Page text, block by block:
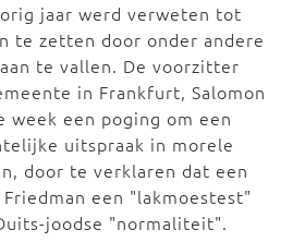
jaar werd verweten tot
te zetten door onder andere
te vallen. De voorzitter
in Frankfurt, Salomon
week een poging om een
uitspraak in morele
door te verklaren dat een
een "lakmoestest"
joodse "normaliteit".